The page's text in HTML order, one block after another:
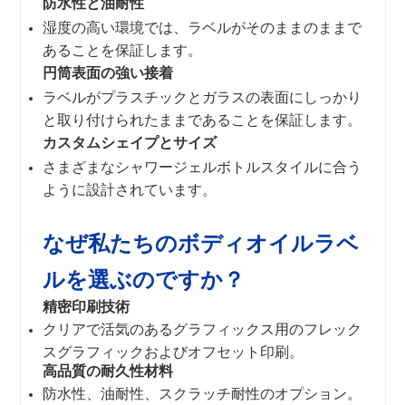
湿度の高い環境では、ラベルがそのままのままで
あることを保証します。
円筒表面の強い接着
ラベルがプラスチックとガラスの表面にしっかり
と取り付けられたままであることを保証します。
カスタムシェイプとサイズ
さまざまなシャワージェルボトルスタイルに合う
ように設計されています。
なぜ私たちのボディオイルラベ
ルを選ぶのですか？
精密印刷技術
クリアで活気のあるグラフィックス用のフレック
スグラフィックおよびオフセット印刷。
高品質の耐久性材料
防水性、油耐性、スクラッチ耐性のオプション。